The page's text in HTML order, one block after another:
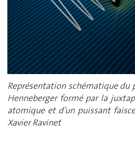
Représentation schématique du
Henneberger formé par la
atomique et d’un puissant
Xavier Ravinet